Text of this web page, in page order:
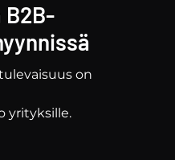
on
yrityksille.